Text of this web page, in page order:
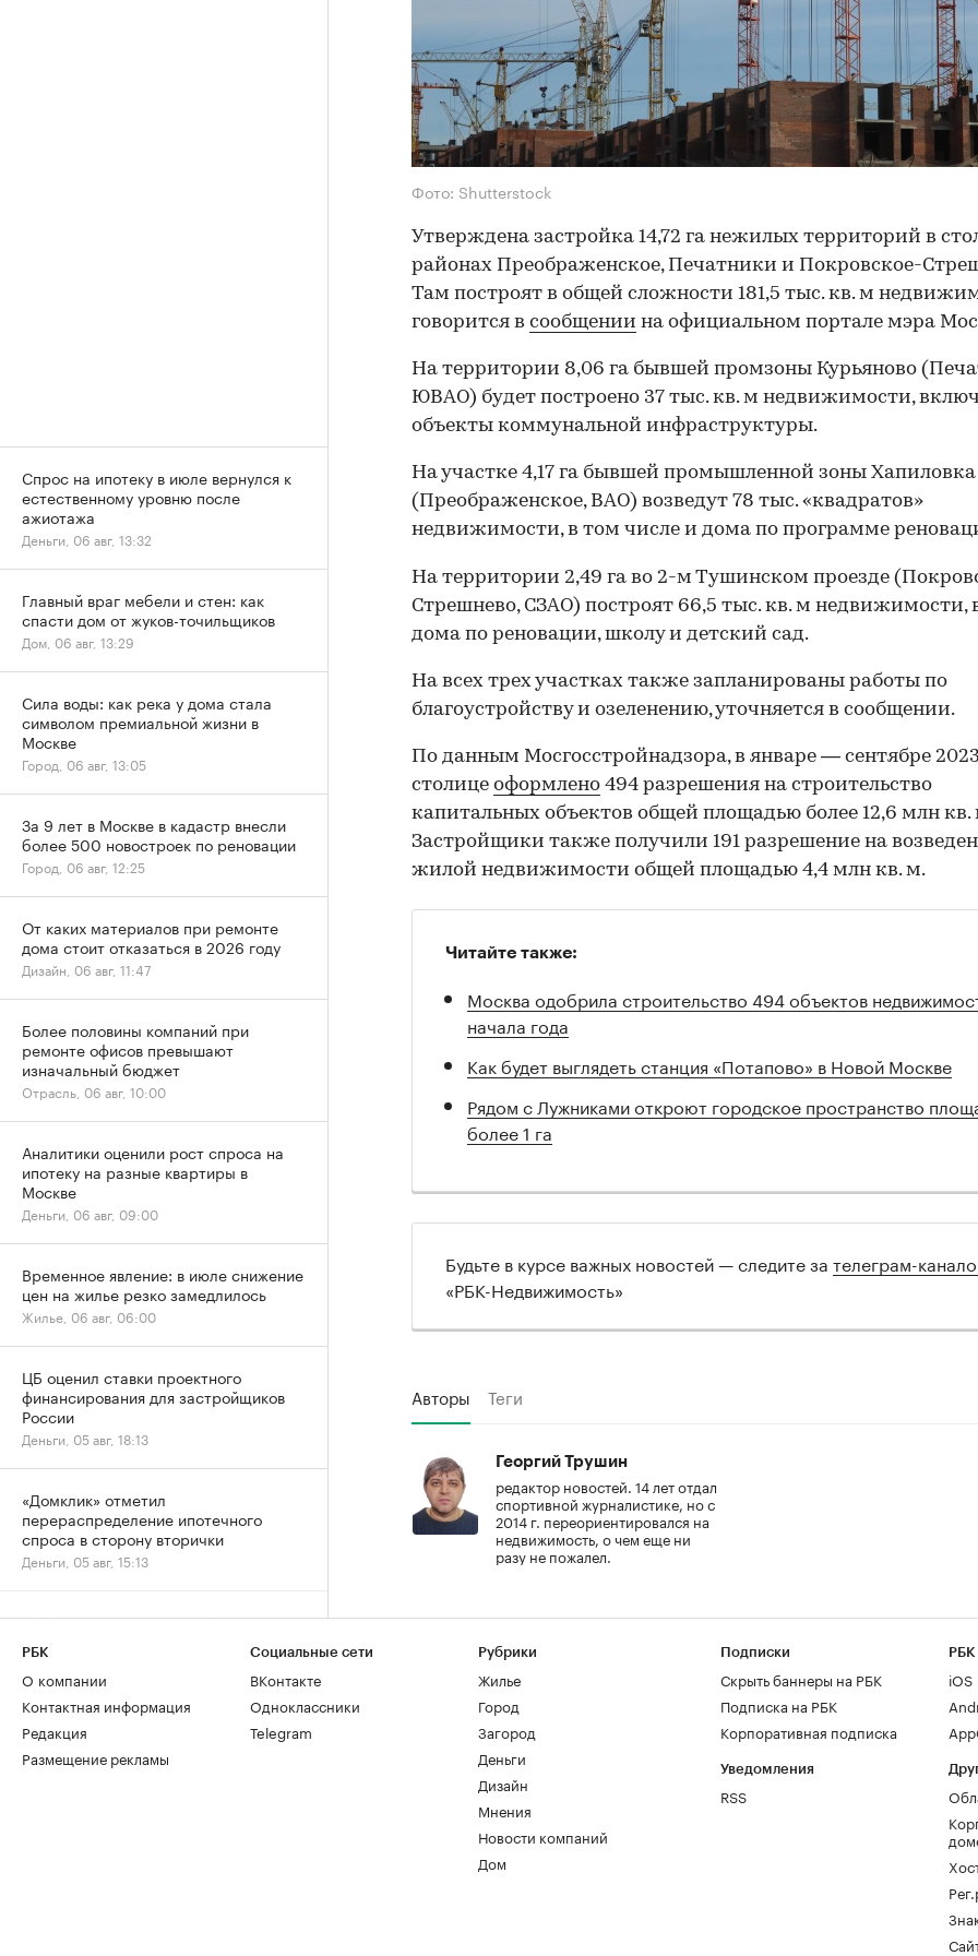
Фото: Shutterstock
Утверждена застройка 14,72 га нежилых территорий в
районах Преображенское, Печатники и Покровское-
Там построят в общей сложности 181,5 тыс. кв. м
говорится в сообщении на официальном портале мэра
На территории 8,06 га бывшей промзоны Курьяново
ЮВАО) будет построено 37 тыс. кв. м недвижимости,
объекты коммунальной инфраструктуры.
На участке 4,17 га бывшей промышленной зоны Хапиловка
(Преображенское, ВАО) возведут 78 тыс. «квадратов»
недвижимости, в том числе и дома по программе
На территории 2,49 га во 2-м Тушинском проезде
Стрешнево, СЗАО) построят 66,5 тыс. кв. м недвижимости,
дома по реновации, школу и детский сад.
На всех трех участках также запланированы работы по
благоустройству и озеленению, уточняется в сообщении.
По данным Мосгосстройнадзора, в январе — сентябре
столице оформлено 494 разрешения на строительство
капитальных объектов общей площадью более 12,6 млн кв.
Застройщики также получили 191 разрешение на
жилой недвижимости общей площадью 4,4 млн кв. м.
Читайте также:
Москва одобрила строительство 494 объектов
начала года
Как будет выглядеть станция «Потапово» в Новой Москве
Рядом с Лужниками откроют городское пространство
более 1 га
Будьте в курсе важных новостей — следите за телеграм-
«РБК-Недвижимость»
Авторы Теги
Георгий Трушин
редактор новостей. 14 лет отдал
спортивной журналистике, но с
2014 г. переориентировался на
недвижимость, о чем еще ни
разу не пожалел.
Спрос на ипотеку в июле вернулся к
естественному уровню после
ажиотажа
Деньги, 06 авг, 13:32
Главный враг мебели и стен: как
спасти дом от жуков-точильщиков
Дом, 06 авг, 13:29
Сила воды: как река у дома стала
символом премиальной жизни в
Москве
Город, 06 авг, 13:05
За 9 лет в Москве в кадастр внесли
более 500 новостроек по реновации
Город, 06 авг, 12:25
От каких материалов при ремонте
дома стоит отказаться в 2026 году
Дизайн, 06 авг, 11:47
Более половины компаний при
ремонте офисов превышают
изначальный бюджет
Отрасль, 06 авг, 10:00
Аналитики оценили рост спроса на
ипотеку на разные квартиры в
Москве
Деньги, 06 авг, 09:00
Временное явление: в июле снижение
цен на жилье резко замедлилось
Жилье, 06 авг, 06:00
ЦБ оценил ставки проектного
финансирования для застройщиков
России
Деньги, 05 авг, 18:13
«Домклик» отметил
перераспределение ипотечного
спроса в сторону вторички
Деньги, 05 авг, 15:13
Гибель рабочего на стройплощадке:
Мнения, 05 авг, 13:29
РБК
О компании
Контактная информация
Редакция
Размещение рекламы
Социальные сети
ВКонтакте
Одноклассники
Telegram
Рубрики
Жилье
Город
Загород
Деньги
Дизайн
Мнения
Новости компаний
Дом
Подписки
Скрыть баннеры на РБК
Подписка на РБК
Корпоративная подписка
Уведомления
RSS
РБК
iOS